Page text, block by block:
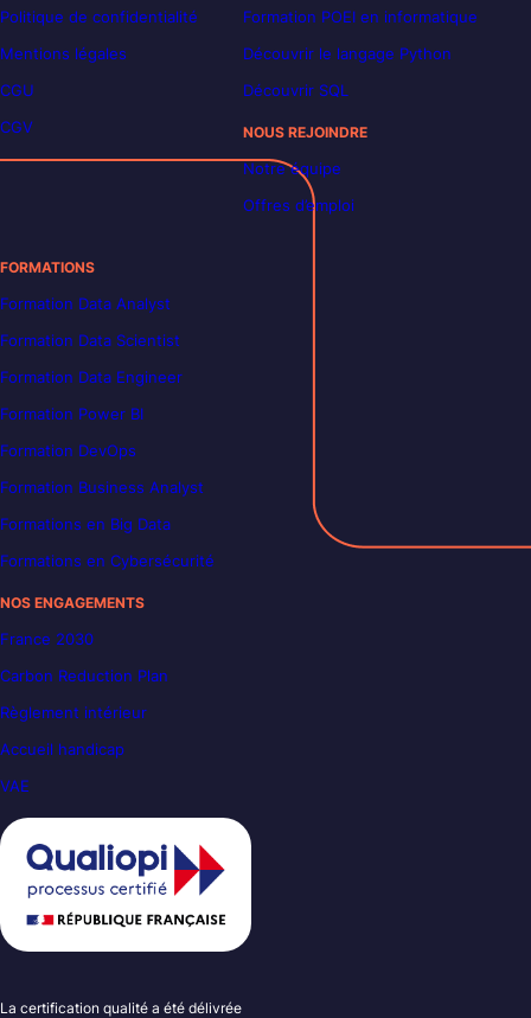
Politique de confidentialité
Mentions légales
CGU
CGV
Formation POEI en informatique
Découvrir le langage Python
Découvrir SQL
NOUS REJOINDRE
Notre équipe
Offres d’emploi
FORMATIONS
Formation Data Analyst
Formation Data Scientist
Formation Data Engineer
Formation Power BI
Formation DevOps
Formation Business Analyst
Formations en Big Data
Formations en Cybersécurité
NOS ENGAGEMENTS
France 2030
Carbon Reduction Plan
Règlement intérieur
Accueil handicap
VAE
La certification qualité a été délivrée